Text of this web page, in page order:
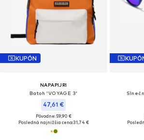
KUPÓN
NAPAPIJRI
Batoh 'VOYAGE 3'
47,61 €
Pôvodne: 59,90 €
Posledná najnižšia cena:31,74 €